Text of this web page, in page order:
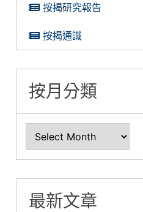
按揭研究報告
按揭通識
按月分類
最新文章